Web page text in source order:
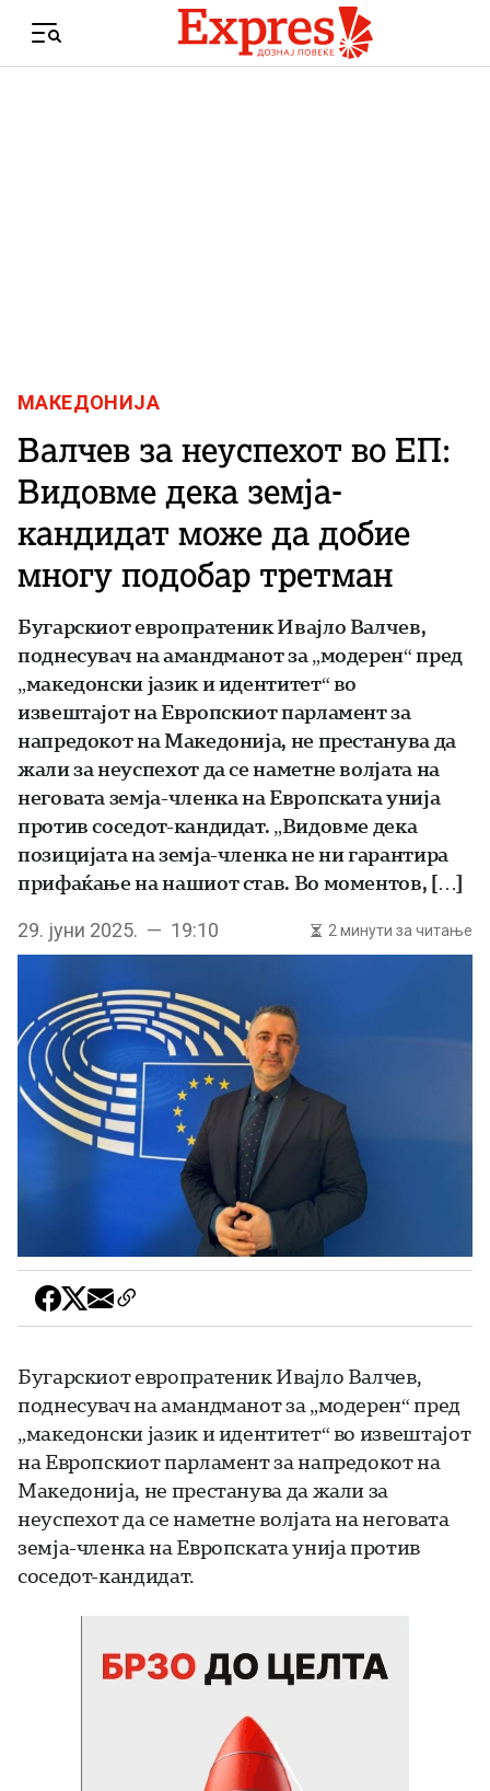
Menu
МАКЕДОНИЈА
Валчев за неуспехот во ЕП:
Видовме дека земја-
кандидат може да добие
многу подобар третман
Бугарскиот европратеник Ивајло Валчев,
поднесувач на амандманот за „модерен“ пред
„македонски јазик и идентитет“ во
извештајот на Европскиот парламент за
напредокот на Македонија, не престанува да
жали за неуспехот да се наметне волјата на
неговата земја-членка на Европската унија
против соседот-кандидат. „Видовме дека
позицијата на земја-членка не ни гарантира
прифаќање на нашиот став. Во моментов, […]
29. јуни 2025. — 19:10 2 минути за читање
Бугарскиот европратеник Ивајло Валчев,
поднесувач на амандманот за „модерен“ пред
„македонски јазик и идентитет“ во извештајот
на Европскиот парламент за напредокот на
Македонија, не престанува да жали за
неуспехот да се наметне волјата на неговата
земја-членка на Европската унија против
соседот-кандидат.